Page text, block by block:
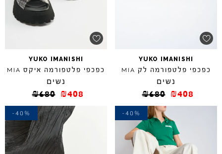
YUKO IMANISHI
כפכפי פלטפורמה לק MIA
נשים
₪680 ₪408
YUKO IMANISHI
כפכפי פלטפורמה איקס MIA
נשים
₪680 ₪408
-40%
-40%